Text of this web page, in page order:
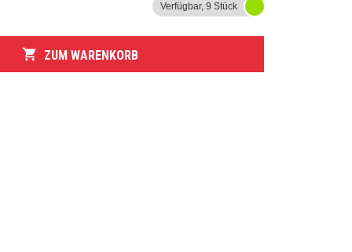
Verfügbar, 9 Stück
shopping_cart ZUM WARENKORB